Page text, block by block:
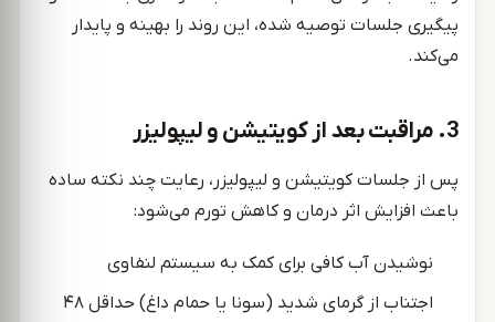
پیگیری جلسات توصیه شده، این روند را بهینه و پایدار
می‌کند.
3. مراقبت بعد از کویتیشن و لیپولیزر
پس از جلسات کویتیشن و لیپولیزر، رعایت چند نکته ساده
باعث افزایش اثر درمان و کاهش تورم می‌شود:
نوشیدن آب کافی برای کمک به سیستم لنفاوی
اجتناب از گرمای شدید (سونا یا حمام داغ) حداقل ۴۸